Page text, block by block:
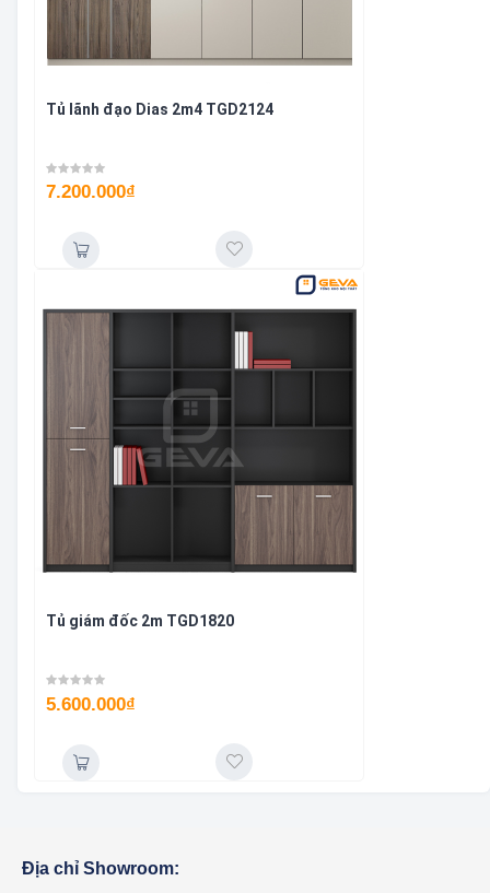
Tủ lãnh đạo Dias 2m4 TGD2124
7.200.000₫
Tủ giám đốc 2m TGD1820
5.600.000₫
Địa chỉ Showroom: